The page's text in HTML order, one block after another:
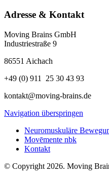
Adresse & Kontakt
Moving Brains GmbH
Industriestraße 9
86551 Aichach
+49 (0) 911 25 30 43 93
kontakt@moving-brains.de
Navigation überspringen
Neuromuskuläre
Movēmente nbk
Kontakt
© Copyright 2026. Moving